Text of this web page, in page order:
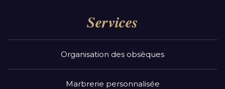
Services
Organisation des obsèques
Marbrerie personnalisée